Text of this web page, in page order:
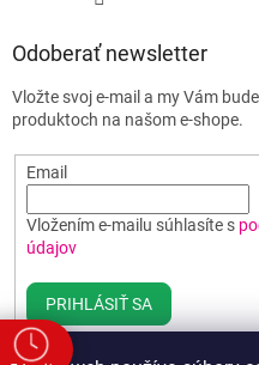
Odoberať newsletter
Vložte svoj e-mail a my Vám
produktoch na našom e-shope.
Email
Vložením e-mailu súhlasíte s
údajov
PRIHLÁSIŤ SA